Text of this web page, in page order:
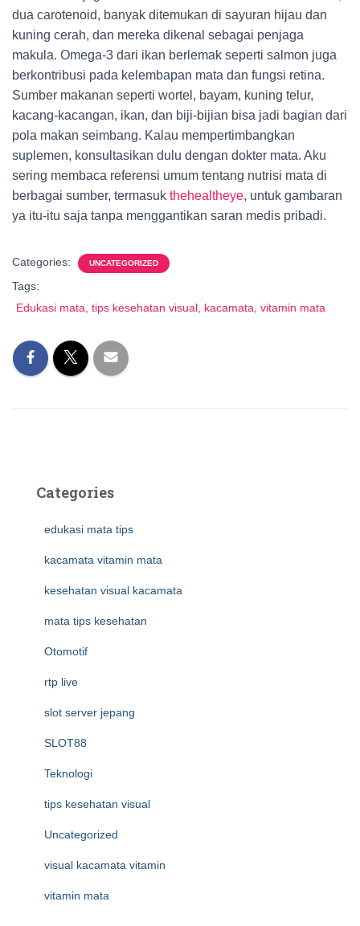
dua carotenoid, banyak ditemukan di sayuran hijau dan
kuning cerah, dan mereka dikenal sebagai penjaga
makula. Omega-3 dari ikan berlemak seperti salmon juga
berkontribusi pada kelembapan mata dan fungsi retina.
Sumber makanan seperti wortel, bayam, kuning telur,
kacang-kacangan, ikan, dan biji-bijian bisa jadi bagian dari
pola makan seimbang. Kalau mempertimbangkan
suplemen, konsultasikan dulu dengan dokter mata. Aku
sering membaca referensi umum tentang nutrisi mata di
berbagai sumber, termasuk thehealtheye, untuk gambaran
ya itu-itu saja tanpa menggantikan saran medis pribadi.
Categories: UNCATEGORIZED
Tags:
Edukasi mata, tips kesehatan visual, kacamata, vitamin mata
Categories
edukasi mata tips
kacamata vitamin mata
kesehatan visual kacamata
mata tips kesehatan
Otomotif
rtp live
slot server jepang
SLOT88
Teknologi
tips kesehatan visual
Uncategorized
visual kacamata vitamin
vitamin mata